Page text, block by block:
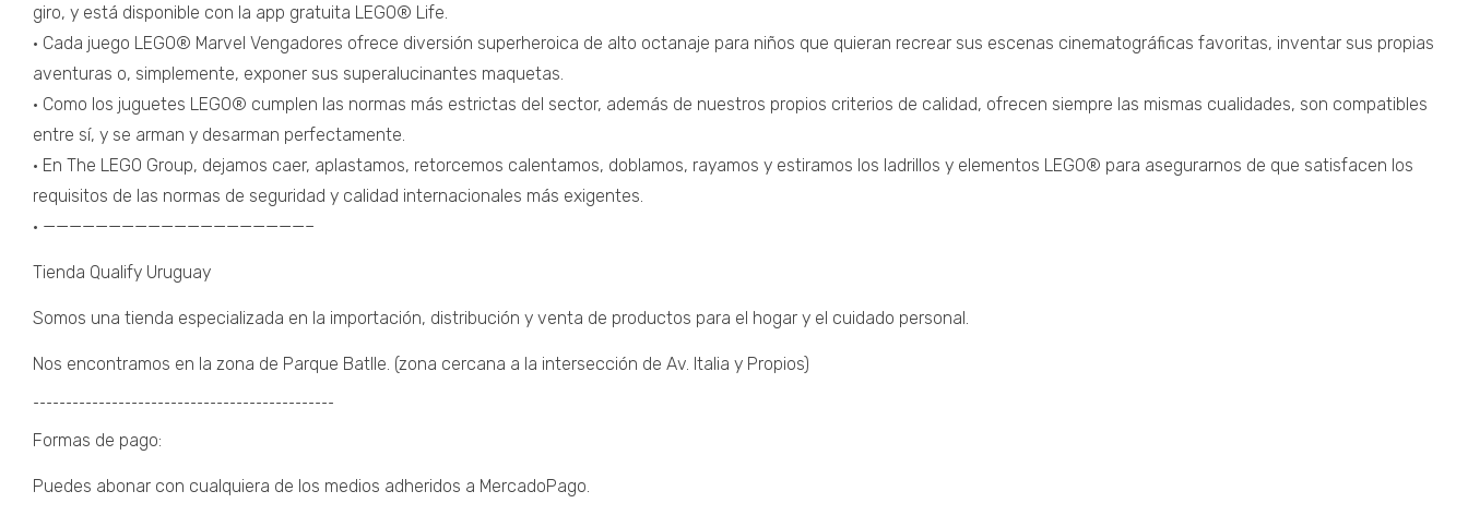
giro, y está disponible con la app gratuita LEGO® Life.
• Cada juego LEGO® Marvel Vengadores ofrece diversión superheroica de alto octanaje para niños que quieran recrear sus escenas cinematográficas favoritas, inventar sus propias
aventuras o, simplemente, exponer sus superalucinantes maquetas.
• Como los juguetes LEGO® cumplen las normas más estrictas del sector, además de nuestros propios criterios de calidad, ofrecen siempre las mismas cualidades, son compatibles
entre sí, y se arman y desarman perfectamente.
• En The LEGO Group, dejamos caer, aplastamos, retorcemos calentamos, doblamos, rayamos y estiramos los ladrillos y elementos LEGO® para asegurarnos de que satisfacen los
requisitos de las normas de seguridad y calidad internacionales más exigentes.
• ————————————————————–
Tienda Qualify Uruguay
Somos una tienda especializada en la importación, distribución y venta de productos para el hogar y el cuidado personal.
Nos encontramos en la zona de Parque Batlle. (zona cercana a la intersección de Av. Italia y Propios)
¯¯¯¯¯¯¯¯¯¯¯¯¯¯¯¯¯¯¯¯¯¯¯¯¯¯¯¯¯¯¯¯¯¯¯¯¯¯¯¯¯¯¯¯¯¯
Formas de pago:
Puedes abonar con cualquiera de los medios adheridos a MercadoPago.